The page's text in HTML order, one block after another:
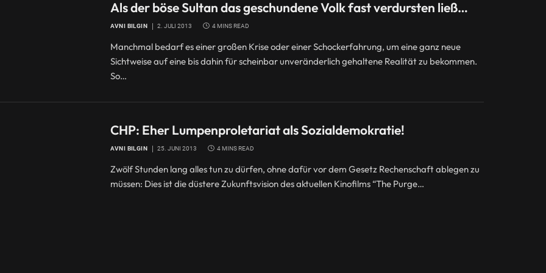
Als der böse Sultan das geschundene Volk fast verdursten ließ…
AVNI BILGIN 2. JULI 2013 4 MINS READ
Manchmal bedarf es einer großen Krise oder einer Schockerfahrung, um eine ganz neue
Sichtweise auf eine bis dahin für scheinbar unveränderlich gehaltene Realität zu bekommen.
So…
CHP: Eher Lumpenproletariat als Sozialdemokratie!
AVNI BILGIN 25. JUNI 2013 4 MINS READ
Zwölf Stunden lang alles tun zu dürfen, ohne dafür vor dem Gesetz Rechenschaft ablegen zu
müssen: Dies ist die düstere Zukunftsvision des aktuellen Kinofilms “The Purge…